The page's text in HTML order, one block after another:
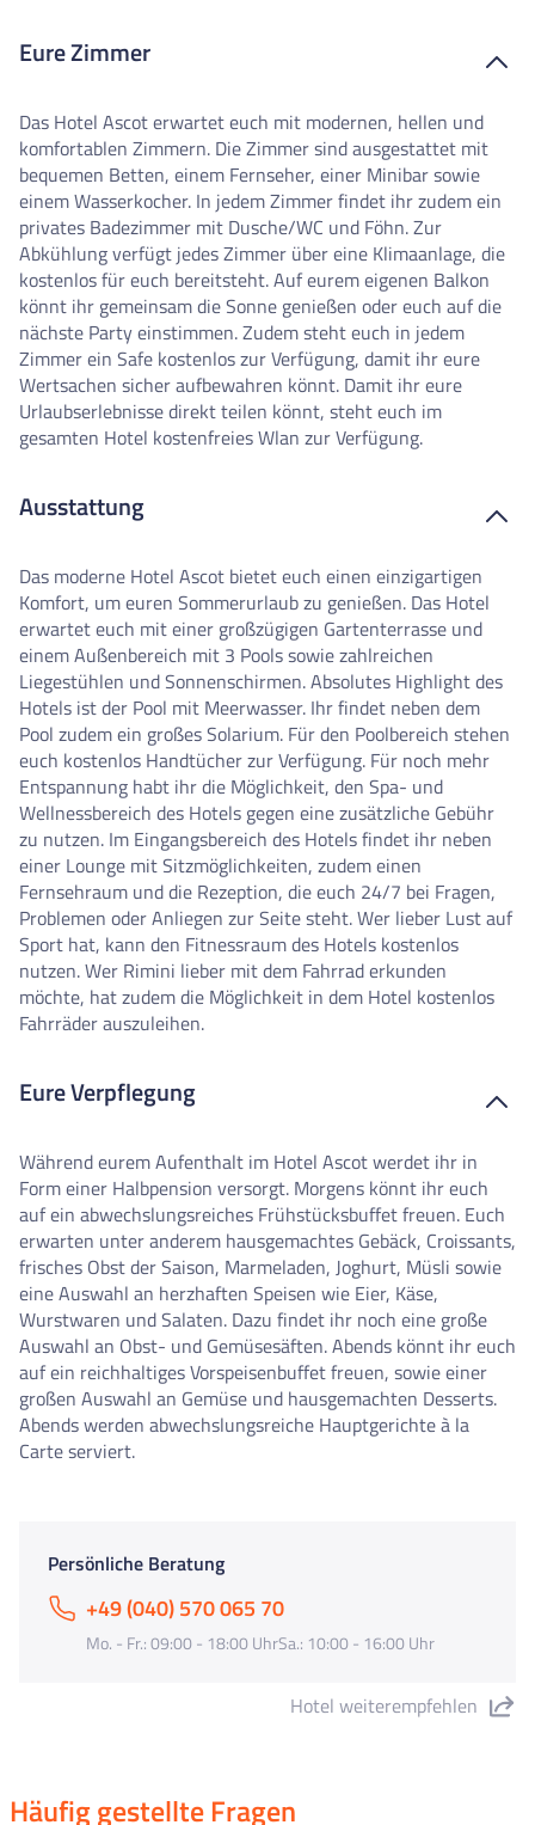
Eure Zimmer
Das Hotel Ascot erwartet euch mit modernen, hellen und
komfortablen Zimmern. Die Zimmer sind ausgestattet mit
bequemen Betten, einem Fernseher, einer Minibar sowie
einem Wasserkocher. In jedem Zimmer findet ihr zudem ein
privates Badezimmer mit Dusche/WC und Föhn. Zur
Abkühlung verfügt jedes Zimmer über eine Klimaanlage, die
kostenlos für euch bereitsteht. Auf eurem eigenen Balkon
könnt ihr gemeinsam die Sonne genießen oder euch auf die
nächste Party einstimmen. Zudem steht euch in jedem
Zimmer ein Safe kostenlos zur Verfügung, damit ihr eure
Wertsachen sicher aufbewahren könnt. Damit ihr eure
Urlaubserlebnisse direkt teilen könnt, steht euch im
gesamten Hotel kostenfreies Wlan zur Verfügung.
Ausstattung
Das moderne Hotel Ascot bietet euch einen einzigartigen
Komfort, um euren Sommerurlaub zu genießen. Das Hotel
erwartet euch mit einer großzügigen Gartenterrasse und
einem Außenbereich mit 3 Pools sowie zahlreichen
Liegestühlen und Sonnenschirmen. Absolutes Highlight des
Hotels ist der Pool mit Meerwasser. Ihr findet neben dem
Pool zudem ein großes Solarium. Für den Poolbereich stehen
euch kostenlos Handtücher zur Verfügung. Für noch mehr
Entspannung habt ihr die Möglichkeit, den Spa- und
Wellnessbereich des Hotels gegen eine zusätzliche Gebühr
zu nutzen. Im Eingangsbereich des Hotels findet ihr neben
einer Lounge mit Sitzmöglichkeiten, zudem einen
Fernsehraum und die Rezeption, die euch 24/7 bei Fragen,
Problemen oder Anliegen zur Seite steht. Wer lieber Lust auf
Sport hat, kann den Fitnessraum des Hotels kostenlos
nutzen. Wer Rimini lieber mit dem Fahrrad erkunden
möchte, hat zudem die Möglichkeit in dem Hotel kostenlos
Fahrräder auszuleihen.
Eure Verpflegung
Während eurem Aufenthalt im Hotel Ascot werdet ihr in
Form einer Halbpension versorgt. Morgens könnt ihr euch
auf ein abwechslungsreiches Frühstücksbuffet freuen. Euch
erwarten unter anderem hausgemachtes Gebäck, Croissants,
frisches Obst der Saison, Marmeladen, Joghurt, Müsli sowie
eine Auswahl an herzhaften Speisen wie Eier, Käse,
Wurstwaren und Salaten. Dazu findet ihr noch eine große
Auswahl an Obst- und Gemüsesäften. Abends könnt ihr euch
auf ein reichhaltiges Vorspeisenbuffet freuen, sowie einer
großen Auswahl an Gemüse und hausgemachten Desserts.
Abends werden abwechslungsreiche Hauptgerichte à la
Carte serviert.
Persönliche Beratung
+49 (040) 570 065 70
Mo. - Fr.: 09:00 - 18:00 UhrSa.: 10:00 - 16:00 Uhr
Hotel weiterempfehlen
Häufig gestellte Fragen